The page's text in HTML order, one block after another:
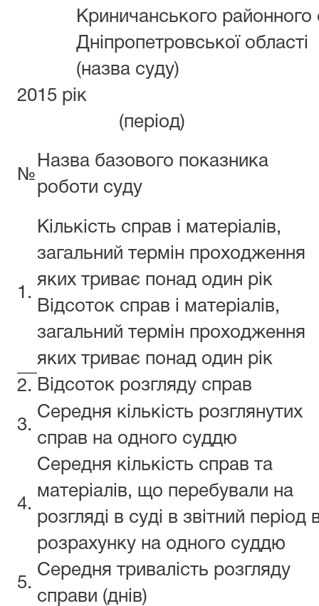
Криничанського районного
Дніпропетровської області
(назва суду)
2015 рік
(період)
№
Назва базового показника
роботи суду
1.
Кількість справ і матеріалів,
загальний термін проходження
яких триває понад один рік
Відсоток справ і матеріалів,
загальний термін проходження
яких триває понад один рік
2. Відсоток розгляду справ
3.
Середня кількість розглянутих
справ на одного суддю
4.
Середня кількість справ та
матеріалів, що перебували на
розгляді в суді в звітний період
розрахунку на одного суддю
5.
Середня тривалість розгляду
справи (днів)